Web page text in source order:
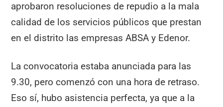
aprobaron resoluciones de repudio a la mala
calidad de los servicios públicos que prestan
en el distrito las empresas ABSA y Edenor.
La convocatoria estaba anunciada para las
9.30, pero comenzó con una hora de retraso.
Eso sí, hubo asistencia perfecta, ya que a la